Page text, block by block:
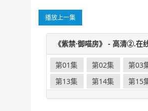
播放上一集
《紫禁·御喵房》 - 高清②.在
第01集 第02集 第03
第13集
第14集 第15